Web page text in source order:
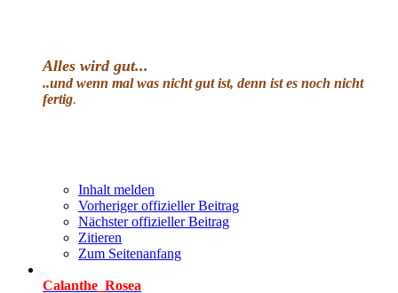
Alles wird gut...
..und wenn mal was nicht gut ist, denn ist es noch nicht
fertig.
Inhalt melden
Vorheriger offizieller Beitrag
Nächster offizieller Beitrag
Zitieren
Zum Seitenanfang
Calanthe_Rosea